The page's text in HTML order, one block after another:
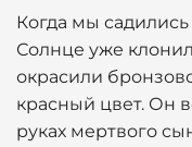
Когда мы садились
Солнце уже
окрасили
красный цвет. Он
руках мертвого